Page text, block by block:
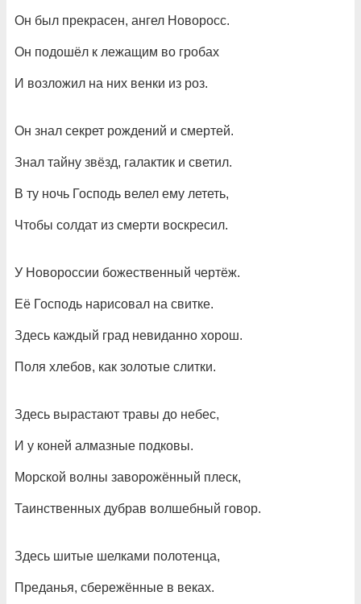
Он был прекрасен, ангел Новоросс.
Он подошёл к лежащим во гробах
И возложил на них венки из роз.
Он знал секрет рождений и смертей.
Знал тайну звёзд, галактик и светил.
В ту ночь Господь велел ему лететь,
Чтобы солдат из смерти воскресил.
У Новороссии божественный чертёж.
Её Господь нарисовал на свитке.
Здесь каждый град невиданно хорош.
Поля хлебов, как золотые слитки.
Здесь вырастают травы до небес,
И у коней алмазные подковы.
Морской волны заворожённый плеск,
Таинственных дубрав волшебный говор.
Здесь шитые шелками полотенца,
Преданья, сбережённые в веках.